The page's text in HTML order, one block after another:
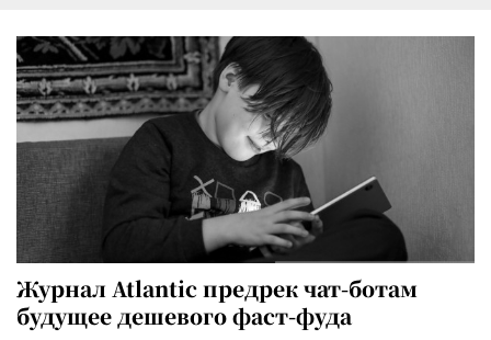
Журнал Atlantic предрек чат-ботам
будущее дешевого фаст-фуда